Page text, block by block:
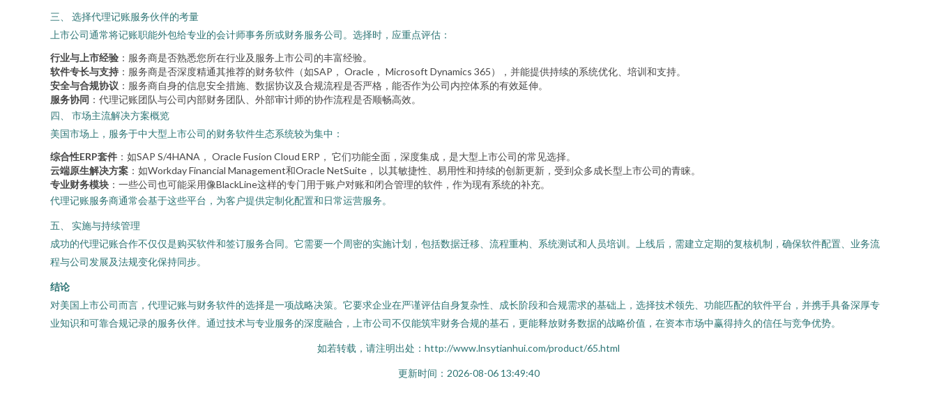
三、 选择代理记账服务伙伴的考量
上市公司通常将记账职能外包给专业的会计师事务所或财务服务公司。选择时，应重点评估：
行业与上市经验 ：服务商是否熟悉您所在行业及服务上市公司的丰富经验。
软件专长与支持 ：服务商是否深度精通其推荐的财务软件（如SAP， Oracle， Microsoft Dynamics 365），并能提供持续的系统优化、培训和支持。
安全与合规协议 ：服务商自身的信息安全措施、数据协议及合规流程是否严格，能否作为公司内控体系的有效延伸。
服务协同 ：代理记账团队与公司内部财务团队、外部审计师的协作流程是否顺畅高效。
四、 市场主流解决方案概览
美国市场上，服务于中大型上市公司的财务软件生态系统较为集中：
综合性ERP套件 ：如SAP S/4HANA， Oracle Fusion Cloud ERP， 它们功能全面，深度集成，是大型上市公司的常见选择。
云端原生解决方案 ：如Workday Financial Management和Oracle NetSuite， 以其敏捷性、易用性和持续的创新更新，受到众多成长型上市公司的青睐。
专业财务模块 ：一些公司也可能采用像BlackLine这样的专门用于账户对账和闭合管理的软件，作为现有系统的补充。
代理记账服务商通常会基于这些平台，为客户提供定制化配置和日常运营服务。
五、 实施与持续管理
成功的代理记账合作不仅仅是购买软件和签订服务合同。它需要一个周密的实施计划，包括数据迁移、流程重构、系统测试和人员培训。上线后，需建立定期的复核机制，确保软件配置、业务流
程与公司发展及法规变化保持同步。
结论
对美国上市公司而言，代理记账与财务软件的选择是一项战略决策。它要求企业在严谨评估自身复杂性、成长阶段和合规需求的基础上，选择技术领先、功能匹配的软件平台，并携手具备深厚专
业知识和可靠合规记录的服务伙伴。通过技术与专业服务的深度融合，上市公司不仅能筑牢财务合规的基石，更能释放财务数据的战略价值，在资本市场中赢得持久的信任与竞争优势。
如若转载，请注明出处：http://www.lnsytianhui.com/product/65.html
更新时间：2026-08-06 13:49:40